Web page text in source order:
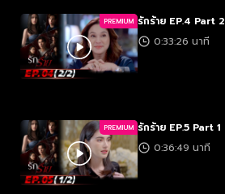
PREMIUM รักร้าย EP.4 Part 2
0:33:26 นาที
PREMIUM รักร้าย EP.5 Part 1
0:36:49 นาที